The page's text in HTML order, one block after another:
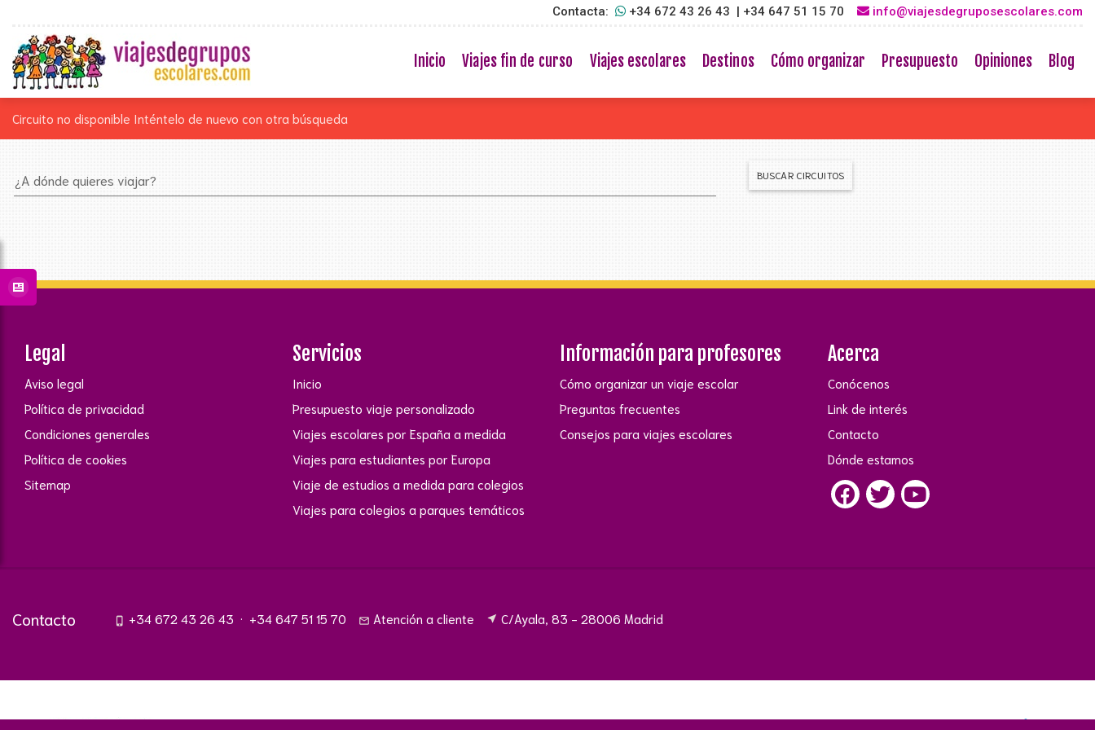
Contacta: +34 672 43 26 43 | +34 647 51 15 70 info@viajesdegruposescolares.com
Inicio Viajes fin de curso Viajes escolares Destinos Cómo organizar Presupuesto Opiniones Blog
Circuito no disponible Inténtelo de nuevo con otra búsqueda
¿A dónde quieres viajar? BUSCAR CIRCUITOS
Legal
Aviso legal
Política de privacidad
Condiciones generales
Política de cookies
Sitemap
Servicios
Inicio
Presupuesto viaje personalizado
Viajes escolares por España a medida
Viajes para estudiantes por Europa
Viaje de estudios a medida para colegios
Viajes para colegios a parques temáticos
Información para profesores
Cómo organizar un viaje escolar
Preguntas frecuentes
Consejos para viajes escolares
Acerca
Conócenos
Link de interés
Contacto
Dónde estamos
Contacto phone_iphone +34 672 43 26 43 · +34 647 51 15 70 mail_outline Atención a cliente near_me C/Ayala, 83 - 28006 Madrid